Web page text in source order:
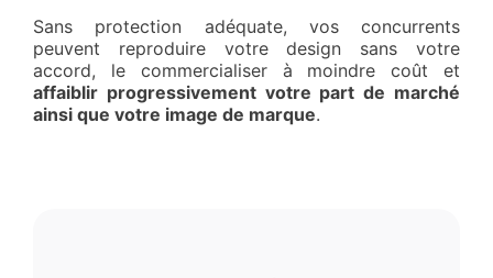
Sans protection adéquate, vos concurrents
peuvent reproduire votre design sans votre
accord, le commercialiser à moindre coût et
affaiblir progressivement votre part de marché
ainsi que votre image de marque.